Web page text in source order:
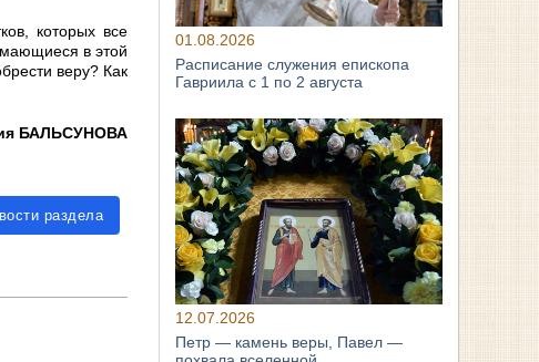
которых все
в этой
веру? Как
БАЛЬСУНОВА
раздела
01.08.2026
Расписание служения епископа
Гавриила с 1 по 2 августа
12.07.2026
Петр — камень веры, Павел —